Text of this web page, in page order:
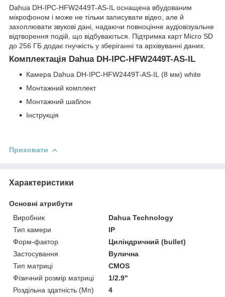
Dahua DH-IPC-HFW2449T-AS-IL оснащена вбудованим
мікрофоном і може не тільки записувати відео, але й
захоплювати звукові дані, надаючи повноцінне аудіовізуальне
відтворення подій, що відбуваються. Підтримка карт Micro SD
до 256 ГБ додає гнучкість у зберіганні та архівуванні даних.
Комплектація Dahua DH-IPC-HFW2449T-AS-IL
Камера Dahua DH-IPC-HFW2449T-AS-IL (8 мм) white
Монтажний комплект
Монтажний шаблон
Інструкція
Приховати
Характеристики
Основні атрибути
Виробник
Dahua Technology
Тип камери
IP
Форм-фактор
Циліндричний (bullet)
Застосування
Вулична
Тип матриці
CMOS
Фізичний розмір матриці
1/2.9"
Роздільна здатність (Мп)
4